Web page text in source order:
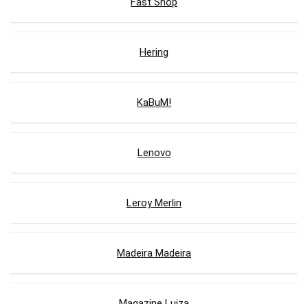
Hering
KaBuM!
Lenovo
Leroy Merlin
Madeira Madeira